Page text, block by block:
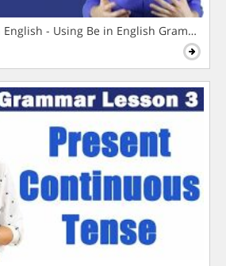
English - Using Be in English Grammar